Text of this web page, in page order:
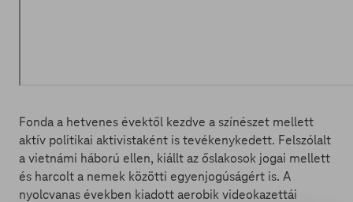
Fonda a hetvenes évektől kezdve a színészet mellett
aktív politikai aktivistaként is tevékenykedett. Felszólalt
a vietnámi háború ellen, kiállt az őslakosok jogai mellett
és harcolt a nemek közötti egyenjogúságért is. A
nyolcvanas években kiadott aerobik videokazettái